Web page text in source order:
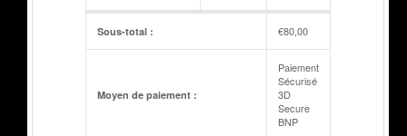
Sous-total : €80,00
Moyen de paiement :
Paiement
Sécurisé
3D
Secure
BNP